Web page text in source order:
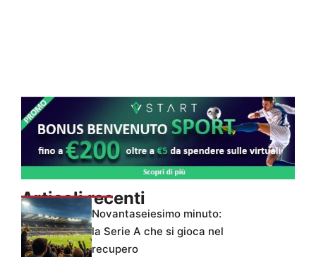
Articoli recenti
Novantaseiesimo minuto:
la Serie A che si gioca nel
recupero